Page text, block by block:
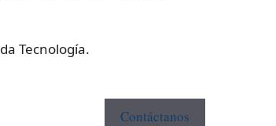
Tecnología.
Contáctanos